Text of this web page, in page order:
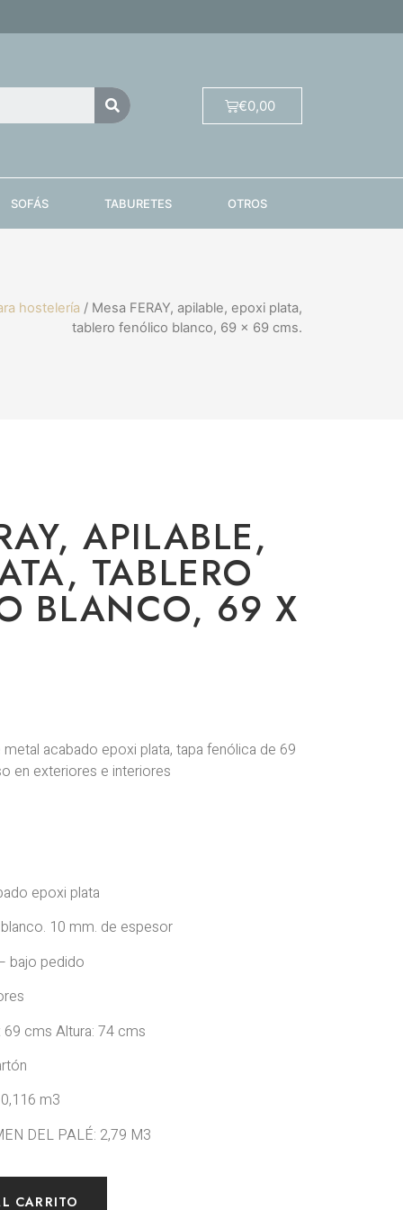
€0,00
SOFÁS TABURETES OTROS
hostelería / Mesa FERAY, apilable, epoxi plata,
tablero fenólico blanco, 69 x 69 cms.
APILABLE,
TABLERO
BLANCO, 69 X
acabado epoxi plata, tapa fenólica de 69
en exteriores e interiores
epoxi plata
10 mm. de espesor
bajo pedido
69 cms Altura: 74 cms
m3
DEL PALÉ: 2,79 M3
CARRITO